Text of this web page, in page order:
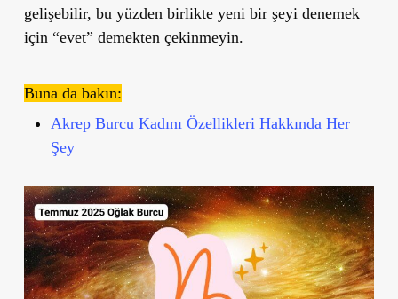
gelişebilir, bu yüzden birlikte yeni bir şeyi denemek
için “evet” demekten çekinmeyin.
Buna da bakın:
Akrep Burcu Kadını Özellikleri Hakkında Her
Şey